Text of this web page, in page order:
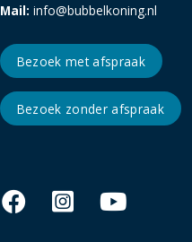
Mail: info@bubbelkoning.nl
Bezoek met afspraak
Bezoek zonder afspraak